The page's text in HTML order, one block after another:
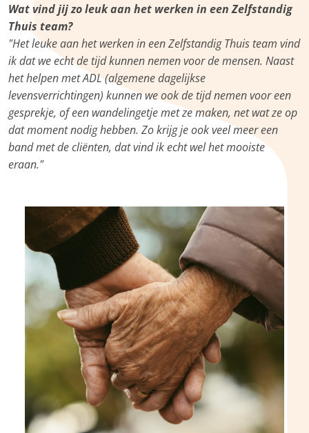
Wat vind jij zo leuk aan het werken in een Zelfstandig
Thuis team?
"Het leuke aan het werken in een Zelfstandig Thuis team vind
ik dat we echt de tijd kunnen nemen voor de mensen. Naast
het helpen met ADL (algemene dagelijkse
levensverrichtingen) kunnen we ook de tijd nemen voor een
gesprekje, of een wandelingetje met ze maken, net wat ze op
dat moment nodig hebben. Zo krijg je ook veel meer een
band met de cliënten, dat vind ik echt wel het mooiste
eraan."